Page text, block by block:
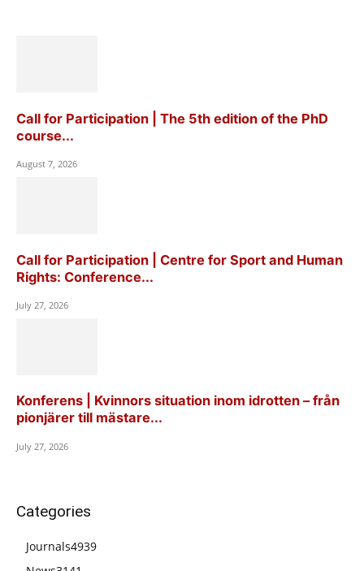
Call for Participation | The 5th edition of the PhD
course...
August 7, 2026
Call for Participation | Centre for Sport and Human
Rights: Conference...
July 27, 2026
Konferens | Kvinnors situation inom idrotten – från
pionjärer till mästare...
July 27, 2026
Categories
Journals4939